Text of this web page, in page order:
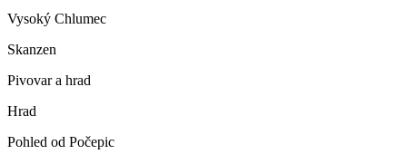
Vysoký Chlumec
Skanzen
Pivovar a hrad
Hrad
Pohled od Počepic